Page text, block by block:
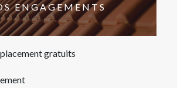
ENGAGEMENTS
gratuits